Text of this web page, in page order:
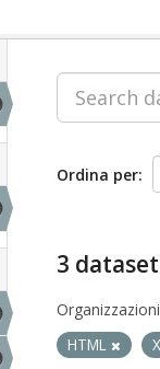
Ordina per
3
HTML